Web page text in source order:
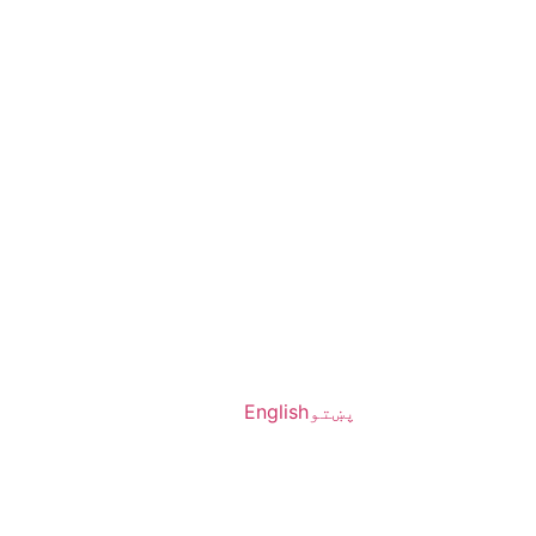
پښتوEnglish